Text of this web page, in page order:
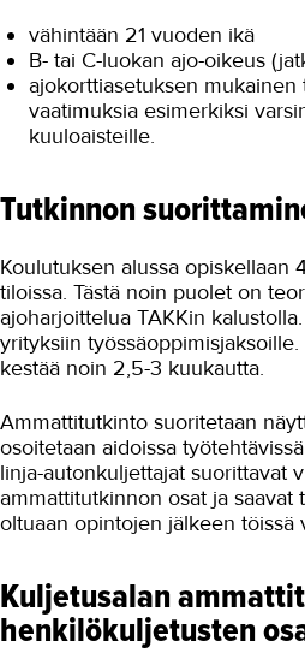
vähintään 21 vuoden ikä
B- tai C-luokan ajo-oikeus
ajokorttiasetuksen mukainen
vaatimuksia esimerkiksi
kuuloaisteille.
Tutkinnon
Koulutuksen alussa opiskellaan
tiloissa. Tästä noin puolet on
ajoharjoittelua TAKKin
yrityksiin
kestää noin 2,5-3 kuukautta.
Ammattitutkinto suoritetaan
osoitetaan aidoissa
linja-autonkuljettajat suorittavat
ammattitutkinnon osat ja saavat
oltuaan opintojen jälkeen töissä
Kuljetusalan
henkilökuljetusten